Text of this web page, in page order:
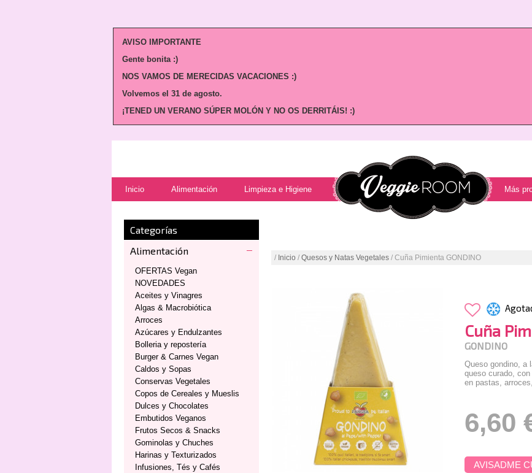
AVISO IMPORTANTE
Gente bonita :)
NOS VAMOS DE MERECIDAS VACACIONES :)
Volvemos el 31 de agosto.
¡TENED UN VERANO SÚPER MOLÓN Y NO OS DERRITÁIS! :)
Inicio Alimentación Limpieza e Higiene Más
Categorías
Alimentación
OFERTAS Vegan
NOVEDADES
Aceites y Vinagres
Algas & Macrobiótica
Arroces
Azúcares y Endulzantes
Bolleria y repostería
Burger & Carnes Vegan
Caldos y Sopas
Conservas Vegetales
Copos de Cereales y Mueslis
Dulces y Chocolates
Embutidos Veganos
Frutos Secos & Snacks
Gominolas y Chuches
Harinas y Texturizados
Infusiones, Tés y Cafés
/ Inicio / Quesos y Natas Vegetales / Cuña Pimienta GONDINO
Cuña
GONDINO
Queso gondino, a
queso curado,
en pastas,
6,60
AVISADME